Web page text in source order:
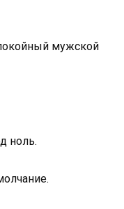
мужской
ноль.